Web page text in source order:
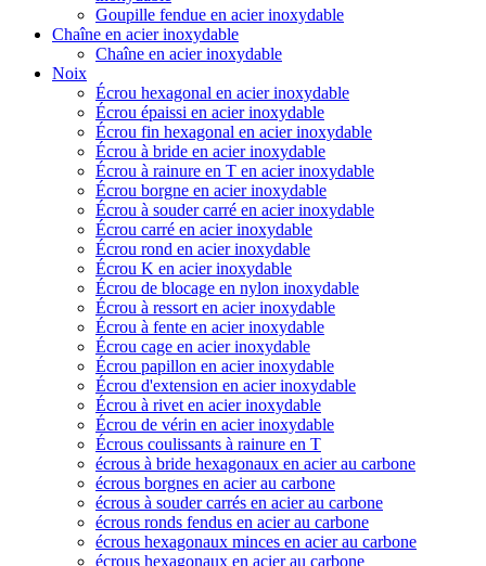
Goupille fendue en acier inoxydable
Chaîne en acier inoxydable
Chaîne en acier inoxydable
Noix
Écrou hexagonal en acier inoxydable
Écrou épaissi en acier inoxydable
Écrou fin hexagonal en acier inoxydable
Écrou à bride en acier inoxydable
Écrou à rainure en T en acier inoxydable
Écrou borgne en acier inoxydable
Écrou à souder carré en acier inoxydable
Écrou carré en acier inoxydable
Écrou rond en acier inoxydable
Écrou K en acier inoxydable
Écrou de blocage en nylon inoxydable
Écrou à ressort en acier inoxydable
Écrou à fente en acier inoxydable
Écrou cage en acier inoxydable
Écrou papillon en acier inoxydable
Écrou d'extension en acier inoxydable
Écrou à rivet en acier inoxydable
Écrou de vérin en acier inoxydable
Écrous coulissants à rainure en T
écrous à bride hexagonaux en acier au carbone
écrous borgnes en acier au carbone
écrous à souder carrés en acier au carbone
écrous ronds fendus en acier au carbone
écrous hexagonaux minces en acier au carbone
écrous hexagonaux en acier au carbone